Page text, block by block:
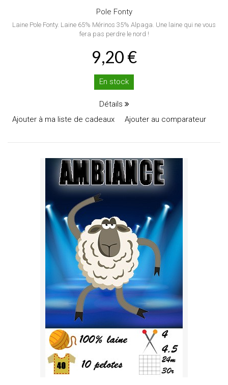
Pole Fonty
Laine Pole Fonty. Laine 65% Mérinos 35% Alpaga. Une laine qui ne vous
fera pas perdre le nord !
9,20 €
En stock
Détails
Ajouter à ma liste de cadeaux
Ajouter au comparateur